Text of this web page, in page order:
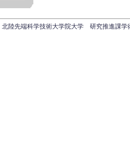
北陸先端科学技術大学院大学 研究推進課